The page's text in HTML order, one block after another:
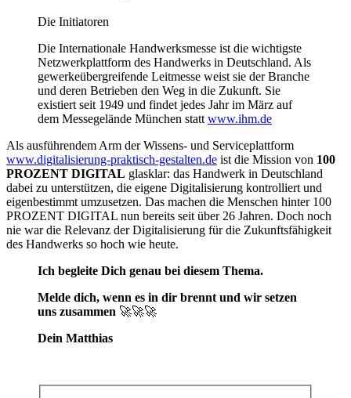
Die Initiatoren
Die Internationale Handwerksmesse ist die wichtigste
Netzwerkplattform des Handwerks in Deutschland. Als
gewerkeübergreifende Leitmesse weist sie der Branche
und deren Betrieben den Weg in die Zukunft. Sie
existiert seit 1949 und findet jedes Jahr im März auf
dem Messegelände München stattwww.ihm.de
Als ausführendem Arm der Wissens- und Serviceplattform
www.digitalisierung-praktisch-gestalten.de ist die Mission von 100
PROZENT DIGITAL glasklar: das Handwerk in Deutschland
dabei zu unterstützen, die eigene Digitalisierung kontrolliert und
eigenbestimmt umzusetzen. Das machen die Menschen hinter 100
PROZENT DIGITAL nun bereits seit über 26 Jahren. Doch noch
nie war die Relevanz der Digitalisierung für die Zukunftsfähigkeit
des Handwerks so hoch wie heute.
Ich begleite Dich genau bei diesem Thema.
Melde dich, wenn es in dir brennt und wir setzen
uns zusammen 🚀🚀🚀
Dein Matthias